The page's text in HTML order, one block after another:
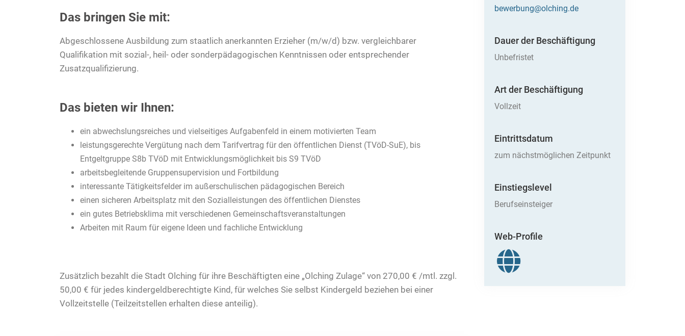
Das bringen Sie mit:
Abgeschlossene Ausbildung zum staatlich anerkannten Erzieher (m/w/d) bzw. vergleichbarer
Qualifikation mit sozial-, heil- oder sonderpädagogischen Kenntnissen oder entsprechender
Zusatzqualifizierung.
Das bieten wir Ihnen:
ein abwechslungsreiches und vielseitiges Aufgabenfeld in einem motivierten Team
leistungsgerechte Vergütung nach dem Tarifvertrag für den öffentlichen Dienst (TVöD-SuE), bis
Entgeltgruppe S8b TVöD mit Entwicklungsmöglichkeit bis S9 TVöD
arbeitsbegleitende Gruppensupervision und Fortbildung
interessante Tätigkeitsfelder im außerschulischen pädagogischen Bereich
einen sicheren Arbeitsplatz mit den Sozialleistungen des öffentlichen Dienstes
ein gutes Betriebsklima mit verschiedenen Gemeinschaftsveranstaltungen
Arbeiten mit Raum für eigene Ideen und fachliche Entwicklung
Zusätzlich bezahlt die Stadt Olching für ihre Beschäftigten eine „Olching Zulage“ von 270,00 € /mtl. zzgl.
50,00 € für jedes kindergeldberechtigte Kind, für welches Sie selbst Kindergeld beziehen bei einer
Vollzeitstelle (Teilzeitstellen erhalten diese anteilig).
bewerbung@olching.de
Dauer der Beschäftigung
Unbefristet
Art der Beschäftigung
Vollzeit
Eintrittsdatum
zum nächstmöglichen Zeitpunkt
Einstiegslevel
Berufseinsteiger
Web-Profile